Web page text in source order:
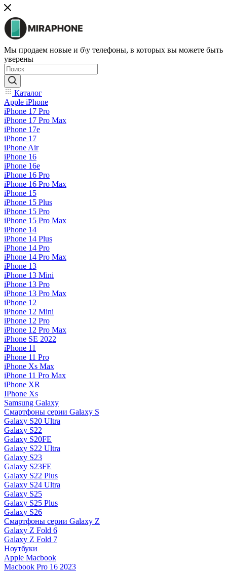
Мы продаем новые и б\у телефоны, в которых вы можете быть
уверены
Каталог
Apple iPhone
iPhone 17 Pro
iPhone 17 Pro Max
iPhone 17e
iPhone 17
iPhone Air
iPhone 16
iPhone 16e
iPhone 16 Pro
iPhone 16 Pro Max
iPhone 15
iPhone 15 Plus
iPhone 15 Pro
iPhone 15 Pro Max
iPhone 14
iPhone 14 Plus
iPhone 14 Pro
iPhone 14 Pro Max
iPhone 13
iPhone 13 Mini
iPhone 13 Pro
iPhone 13 Pro Max
iPhone 12
iPhone 12 Mini
iPhone 12 Pro
iPhone 12 Pro Max
iPhone SE 2022
iPhone 11
iPhone 11 Pro
iPhone Xs Max
iPhone 11 Pro Max
iPhone XR
IPhone Xs
Samsung Galaxy
Смартфоны серии Galaxy S
Galaxy S20 Ultra
Galaxy S22
Galaxy S20FE
Galaxy S22 Ultra
Galaxy S23
Galaxy S23FE
Galaxy S22 Plus
Galaxy S24 Ultra
Galaxy S25
Galaxy S25 Plus
Galaxy S26
Смартфоны серии Galaxy Z
Galaxy Z Fold 6
Galaxy Z Fold 7
Ноутбуки
Apple Macbook
Macbook Pro 16 2023